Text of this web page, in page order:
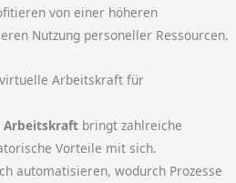
von einer höheren
Nutzung personeller Ressourcen.
Arbeitskraft für
bringt zahlreiche
Vorteile mit sich.
automatisieren, wodurch Prozesse